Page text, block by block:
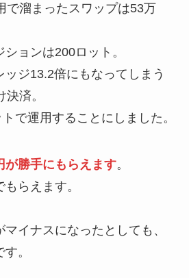
で溜まったスワップは53万
ョンは200ロット。
ッジ13.2倍にもなってしまう
済。
で運用することにしました。
が勝手にもらえます。
らえます。
イナスになったとしても、
。